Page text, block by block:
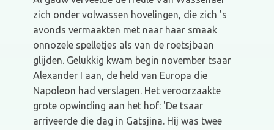
zich onder volwassen hovelingen, die zich 's
avonds vermaakten met naar haar smaak
onnozele spelletjes als van de roetsjbaan
glijden. Gelukkig kwam begin november tsaar
Alexander I aan, de held van Europa die
Napoleon had verslagen. Het veroorzaakte
grote opwinding aan het hof: 'De tsaar
arriveerde die dag in Gatsjina. Hij was twee